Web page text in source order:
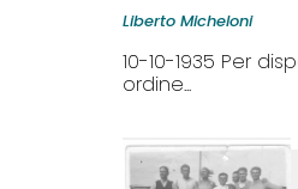
Liberto Micheloni
10-10-1935 Per
ordine...